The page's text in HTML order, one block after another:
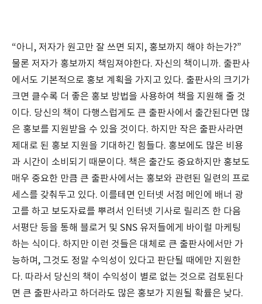
“아니, 저자가 원고만 잘 쓰면 되지, 홍보까지 해야 하는가?”
물론 저자가 홍보까지 책임져야한다. 자신의 책이니까. 출판사
에서도 기본적으로 홍보 계획을 가지고 있다. 출판사의 크기가
크면 클수록 더 좋은 홍보 방법을 사용하여 책을 지원해 줄 것
이다. 당신의 책이 다행스럽게도 큰 출판사에서 출간된다면 많
은 홍보를 지원받을 수 있을 것이다. 하지만 작은 출판사라면
제대로 된 홍보 지원을 기대하긴 힘들다. 홍보에도 많은 비용
과 시간이 소비되기 때문이다. 책은 출간도 중요하지만 홍보도
매우 중요한 만큼 큰 출판사에서는 홍보와 관련된 일련의 프로
세스를 갖춰두고 있다. 이를테면 인터넷 서점 메인에 배너 광
고를 하고 보도자료를 뿌려서 인터넷 기사로 릴리즈 한 다음
서평단 등을 통해 블로거 및 SNS 유저들에게 바이럴 마케팅
하는 식이다. 하지만 이런 것들은 대체로 큰 출판사에서만 가
능하며, 그것도 정말 수익성이 있다고 판단될 때에만 지원한
다. 따라서 당신의 책이 수익성이 별로 없는 것으로 검토된다
면 큰 출판사라고 하더라도 많은 홍보가 지원될 확률은 낮다.